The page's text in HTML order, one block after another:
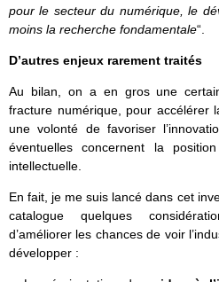
pour le secteur du numérique, le
moins la recherche fondamentale“.
D’autres enjeux rarement traités
Au bilan, on a en gros une
fracture numérique, pour accélérer
une volonté de favoriser
éventuelles concernent la
intellectuelle.
En fait, je me suis lancé dans cet
catalogue quelques
d’améliorer les chances de voir
développer :